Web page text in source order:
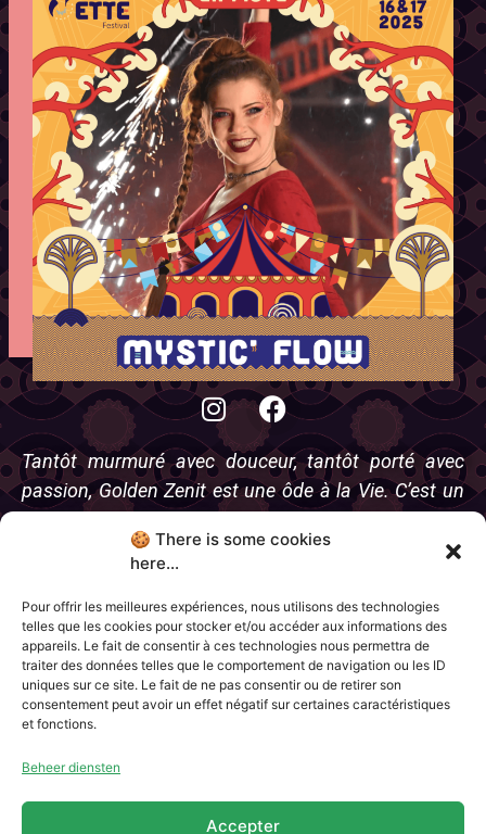
🍪 There is some cookies
here...
Pour offrir les meilleures expériences, nous utilisons des technologies
telles que les cookies pour stocker et/ou accéder aux informations des
appareils. Le fait de consentir à ces technologies nous permettra de
traiter des données telles que le comportement de navigation ou les ID
uniques sur ce site. Le fait de ne pas consentir ou de retirer son
consentement peut avoir un effet négatif sur certaines caractéristiques
et fonctions.
Beheer diensten
Accepter
Tantôt murmuré avec douceur, tantôt porté avec
passion, Golden Zenit est une ôde à la Vie. C’est un
C’est une prière discrète mais néanmoins puissante
a de plus sacré.
CGU